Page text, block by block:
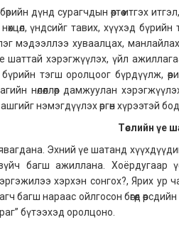
дүнд сурагчдын өөртөө итгэх
үндсийг тавих, хүүхэд
мэдээллээ хуваалцах,
шаттай хэрэгжүүлэх, үйл
тэгш оролцоог бүрдүүлж,
нөлөөллөөр дамжуулан
нэмэгдүүлэх өргөн хүрээтэй
Төслийн үе
явагдана. Эхний үе шатанд
багш ажиллана.
хэрхэн сонгох?, Ярих ур
багш нараас ойлгосон бөгөөд
бүтээхэд оролцоно.